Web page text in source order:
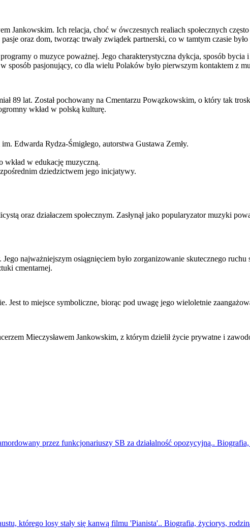
Jankowskim. Ich relacja, choć w ówczesnych realiach społecznych
oraz dom, tworząc trwały zwiądek partnerski, co w tamtym czasie
o muzyce poważnej. Jego charakterystyczna dykcja, sposób bycia
pasjonujący, co dla wielu Polaków było pierwszym kontaktem z
89 lat. Został pochowany na Cmentarzu Powązkowskim, o który tak
wkład w polską kulturę.
Edwarda Rydza-Śmigłego, autorstwa Gustawa Zemły.
w edukację muzyczną.
dziedzictwem jego inicjatywy.
oraz działaczem społecznym. Zasłynął jako popularyzator muzyki
najważniejszym osiągnięciem było zorganizowanie skutecznego ruchu
cmentarnej.
Jest to miejsce symboliczne, biorąc pod uwagę jego wieloletnie
Mieczysławem Jankowskim, z którym dzielił życie prywatne i
przez funkcjonariuszy SB za działalność opozycyjną..
którego losy stały się kanwą filmu 'Pianista'.. Biografia, życiorys,